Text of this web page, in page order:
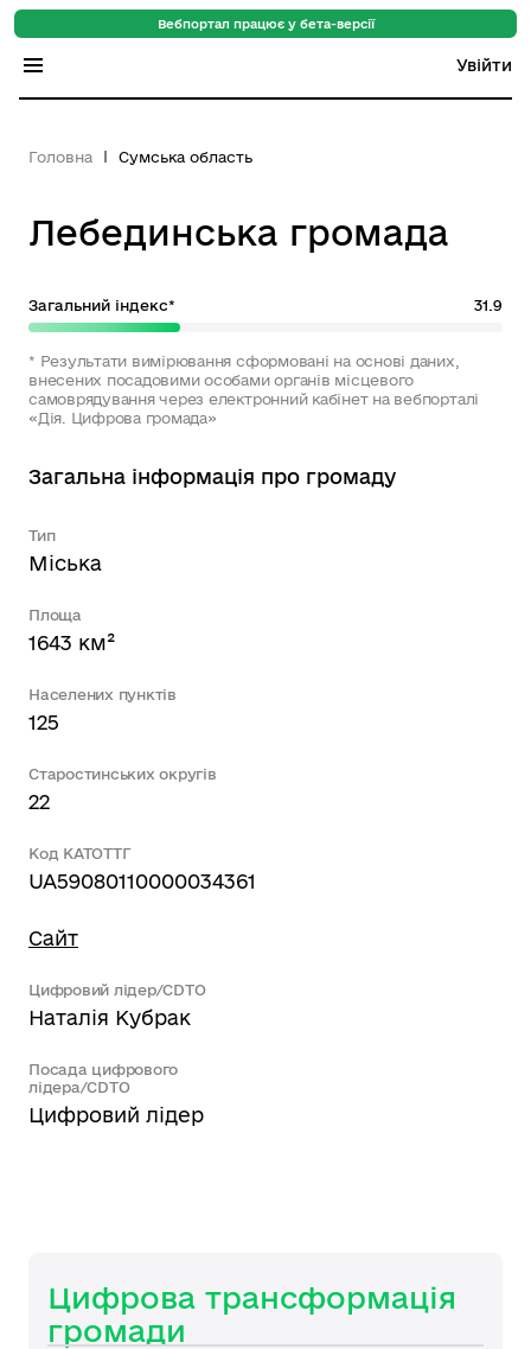
Вебпортал працює у бета-версії
Увійти
Цифровий путівник
Головна Сумська область
Лебединська громада
Загальний індекс* 31.9
* Результати вимірювання сформовані на основі даних,
внесених посадовими особами органів місцевого
самоврядування через електронний кабінет на вебпорталі
«Дія. Цифрова громада»
Загальна інформація про громаду
Тип
Міська
Площа
1643 км²
Населених пунктів
125
Старостинських округів
22
Код КАТОТТГ
UA59080110000034361
Сайт
Цифровий лідер/CDTO
Наталія Кубрак
Посада цифрового
лідера/CDTO
Цифровий лідер
Цифрова трансформація
громади